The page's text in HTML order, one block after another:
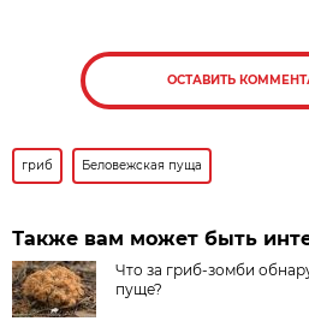
ОСТАВИТЬ
гриб Беловежская пуща
Также вам может быть
Что за гриб-зомби
пуще?